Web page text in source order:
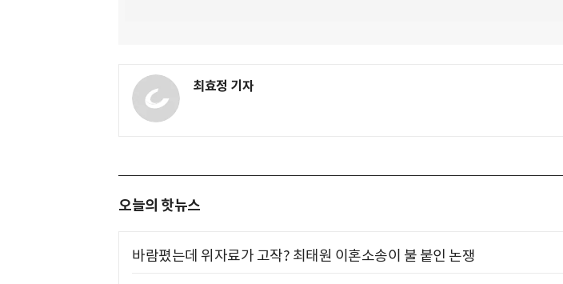
최효정 기자
오늘의 핫뉴스
바람폈는데 위자료가 고작? 최태원 이혼소송이 불 붙인 논쟁